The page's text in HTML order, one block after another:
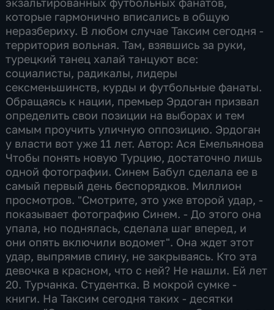
которые гармонично вписались в общую
неразбериху. В любом случае Таксим сегодня -
территория вольная. Там, взявшись за руки,
турецкий танец халай танцуют все:
социалисты, радикалы, лидеры
сексменьшинств, курды и футбольные фанаты.
Обращаясь к нации, премьер Эрдоган призвал
определить свои позиции на выборах и тем
самым проучить уличную оппозицию. Эрдоган
у власти вот уже 11 лет. Автор: Ася Емельянова
Чтобы понять новую Турцию, достаточно лишь
одной фотографии. Синем Бабул сделала ее в
самый первый день беспорядков. Миллион
просмотров. "Смотрите, это уже второй удар, -
показывает фотографию Синем. - До этого она
упала, но поднялась, сделала шаг вперед, и
они опять включили водомет". Она ждет этот
удар, выпрямив спину, не закрываясь. Кто эта
девочка в красном, что с ней? Не нашли. Ей лет
20. Турчанка. Студентка. В мокрой сумке -
книги. На Таксим сегодня таких - десятки